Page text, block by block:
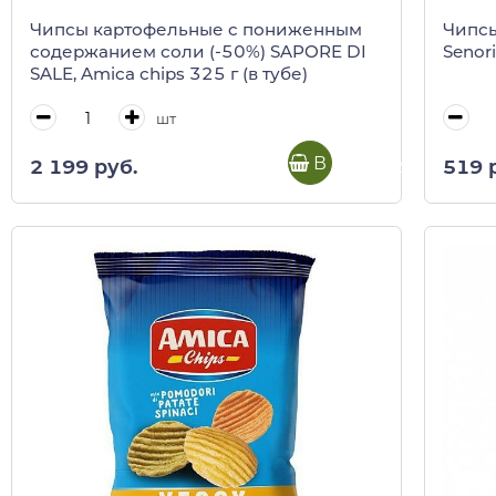
Чипсы картофельные c пониженным
содержанием соли (-50%) SAPORE DI
SALE, Amica chips 325 г (в тубе)
шт
2 199 руб. В корзину 519